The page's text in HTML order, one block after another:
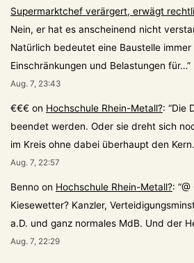
Supermarktchef verärgert, erwägt
Nein, er hat es anscheinend nicht
Natürlich bedeutet eine Baustelle immer
Einschränkungen und Belastungen für…”
Aug. 7, 23:43
€€€ on Hochschule Rhein-Metall?: “Die
beendet werden. Oder sie dreht sich
im Kreis ohne dabei überhaupt den
Aug. 7, 22:57
Benno on Hochschule Rhein-Metall?: “@
Kiesewetter? Kanzler,
a.D. und ganz normales MdB. Und der
Aug. 7, 22:29